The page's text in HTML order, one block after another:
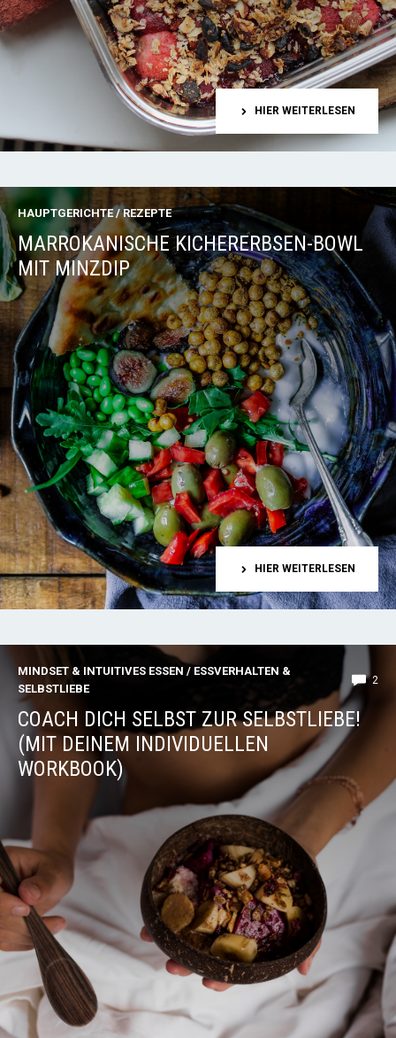
HIER WEITERLESEN
HAUPTGERICHTE/REZEPTE
MARROKANISCHE KICHERERBSEN-BOWL
MIT MINZDIP
HIER WEITERLESEN
MINDSET & INTUITIVES ESSEN / ESSVERHALTEN &
SELBSTLIEBE
2
COACH DICH SELBST ZUR SELBSTLIEBE!
(MIT DEINEM INDIVIDUELLEN
WORKBOOK)